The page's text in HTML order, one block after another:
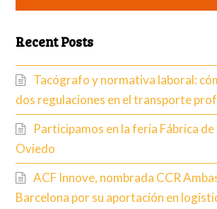
Recent Posts
Tacógrafo y normativa laboral:
dos regulaciones en el transporte
Participamos en la feria Fábrica de
Oviedo
ACF Innove, nombrada CCR
Barcelona por su aportación en